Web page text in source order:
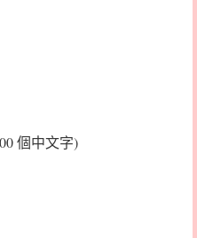
個中文字)